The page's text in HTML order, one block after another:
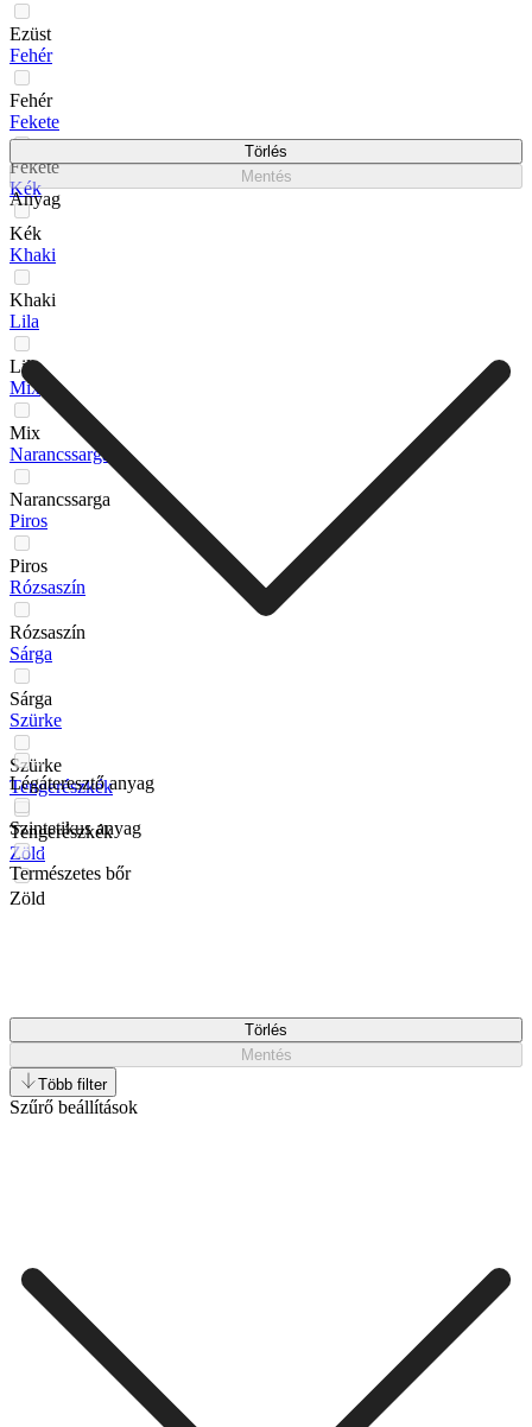
Ezüst
Fehér
Fehér
Fekete
Fekete
Kék
Kék
Khaki
Khaki
Lila
Lila
Mix
Mix
Narancssarga
Narancssarga
Piros
Piros
Rózsaszín
Rózsaszín
Sárga
Sárga
Szürke
Szürke
Tengerészkék
Tengerészkék
Zöld
Zöld
Törlés
Mentés
Anyag
Légáteresztő anyag
Szintetikus anyag
Természetes bőr
Törlés
Mentés
Több filter
Szűrő beállítások